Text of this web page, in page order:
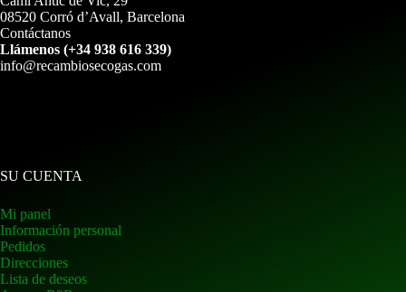
08520 Corró d’Avall, Barcelona
Contáctanos
Llámenos (+34 938 616 339)
info@recambiosecogas.com
SU CUENTA
Mi panel
Información personal
Pedidos
Direcciones
Lista de deseos